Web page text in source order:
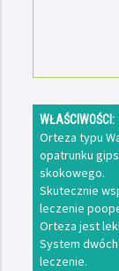
WŁAŚCIWOŚCI:
Orteza typu
opatrunku
skokowego.
Skutecznie
leczenie
Orteza jest
System
leczenie.